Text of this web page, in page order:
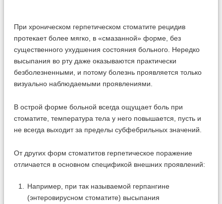
При хроническом герпетическом стоматите рецидив
протекает более мягко, в «смазанной» форме, без
существенного ухудшения состояния больного. Нередко
высыпания во рту даже оказываются практически
безболезненными, и потому болезнь проявляется только
визуально наблюдаемыми проявлениями.
В острой форме больной всегда ощущает боль при
стоматите, температура тела у него повышается, пусть и
не всегда выходит за пределы субфебрильных значений.
От других форм стоматитов герпетическое поражение
отличается в основном спецификой внешних проявлений:
Например, при так называемой герпангине
(энтеровирусном стоматите) высыпания